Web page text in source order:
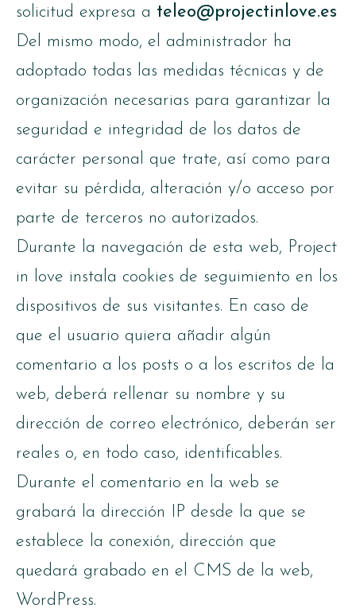
solicitud expresa a teleo@projectinlove.es
Del mismo modo, el administrador ha
adoptado todas las medidas técnicas y de
organización necesarias para garantizar la
seguridad e integridad de los datos de
carácter personal que trate, así como para
evitar su pérdida, alteración y/o acceso por
parte de terceros no autorizados.
Durante la navegación de esta web, Project
in love instala cookies de seguimiento en los
dispositivos de sus visitantes. En caso de
que el usuario quiera añadir algún
comentario a los posts o a los escritos de la
web, deberá rellenar su nombre y su
dirección de correo electrónico, deberán ser
reales o, en todo caso, identificables.
Durante el comentario en la web se
grabará la dirección IP desde la que se
establece la conexión, dirección que
quedará grabado en el CMS de la web,
WordPress.